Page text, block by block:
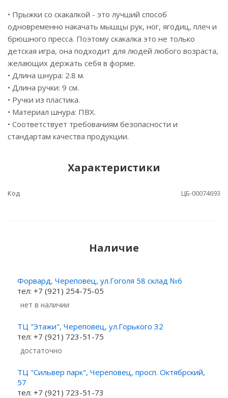
• Прыжки со скакалкой - это лучший способ
одновременно накачать мышцы рук, ног, ягодиц, плеч и
брюшного пресса. Поэтому скакалка это не только
детская игра, она подходит для людей любого возраста,
желающих держать себя в форме.
• Длина шнура: 2.8 м.
• Длина ручки: 9 см.
• Ручки из пластика.
• Материал шнура: ПВХ.
• Соответствует требованиям безопасности и
стандартам качества продукции.
Характеристики
Код ЦБ-00074693
Наличие
Форвард, Череповец, ул.Гоголя 58 склад №6
тел: +7 (921) 254-75-05
Нет в наличии
ТЦ "Этажи", Череповец, ул.Горького 32
тел: +7 (921) 723-51-75
Достаточно
ТЦ "Сильвер парк", Череповец, просп. Октябрский,
57
тел: +7 (921) 723-51-73